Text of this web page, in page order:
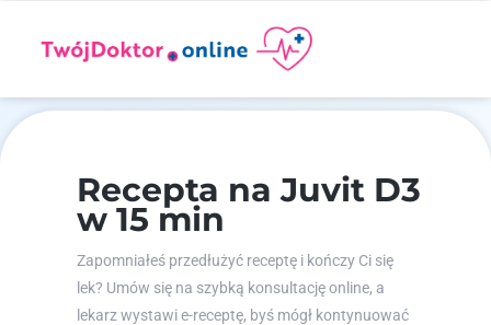
Recepta na Juvit D3
w 15 min
Zapomniałeś przedłużyć receptę i kończy Ci się
lek? Umów się na szybką konsultację online, a
lekarz wystawi e-receptę, byś mógł kontynuować